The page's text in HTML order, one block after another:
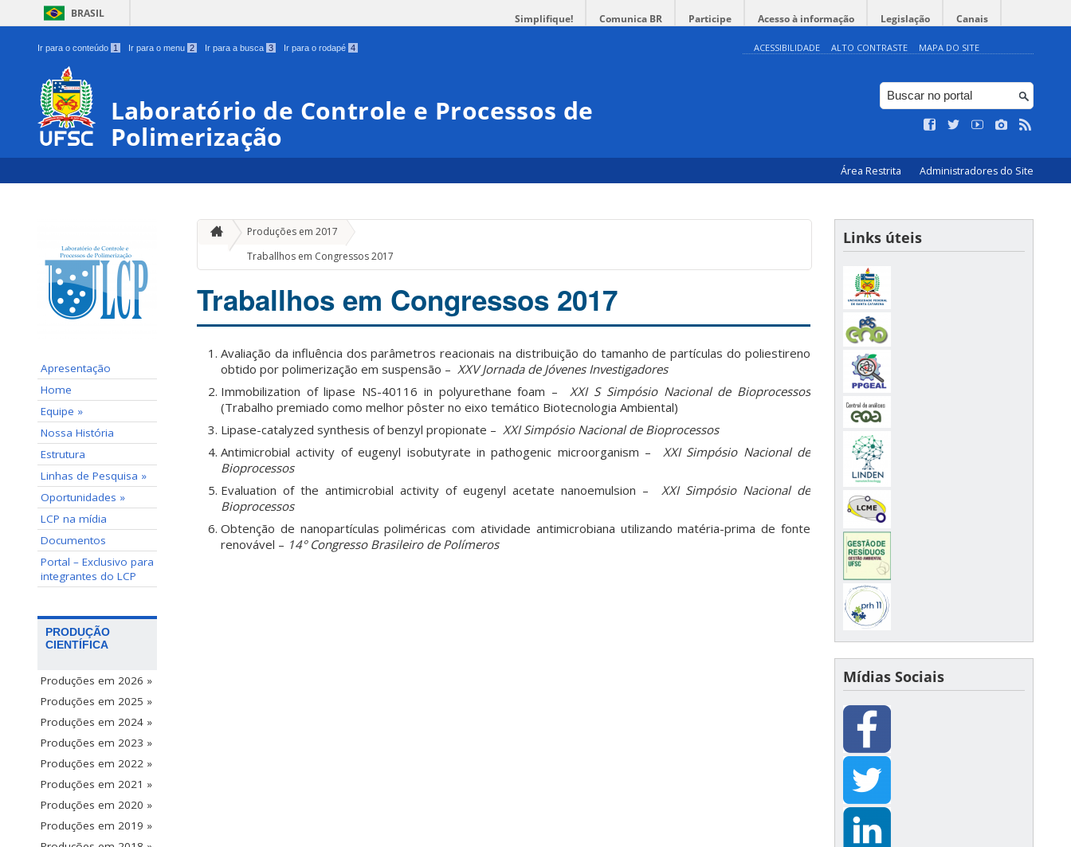
BRASIL Simplifique! Comunica BR Participe Acesso à informação Legislação Canais
Ir para o conteúdo 1 Ir para o menu 2 Ir para a busca 3 Ir para o rodapé 4 ACESSIBILIDADE ALTO CONTRASTE MAPA DO SITE
Laboratório de Controle e Processos de
Polimerização
Área Restrita Administradores do Site
Apresentação
Home
Equipe »
Nossa História
Estrutura
Linhas de Pesquisa »
Oportunidades »
LCP na mídia
Documentos
Portal – Exclusivo para
integrantes do LCP
PRODUÇÃO
CIENTÍFICA
Produções em 2026 »
Produções em 2025 »
Produções em 2024 »
Produções em 2023 »
Produções em 2022 »
Produções em 2021 »
Produções em 2020 »
Produções em 2019 »
Produções em 2017
Traballhos em Congressos 2017
Traballhos em Congressos 2017
Avaliação da influência dos parâmetros reacionais na distribuição do tamanho de partículas do poliestireno
obtido por polimerização em suspensão – XXV Jornada de Jóvenes Investigadores
Immobilization of lipase NS-40116 in polyurethane foam –XXI S Simpósio Nacional de Bioprocessos
(Trabalho premiado como melhor pôster no eixo temático Biotecnologia Ambiental)
Lipase-catalyzed synthesis of benzyl propionate – XXI Simpósio Nacional de Bioprocessos
Antimicrobial activity of eugenyl isobutyrate in pathogenic microorganism –
XXI Simpósio Nacional de
Bioprocessos
Evaluation of the antimicrobial activity of eugenyl acetate nanoemulsion – XXI Simpósio Nacional de
Bioprocessos
Obtenção de nanopartículas poliméricas com atividade antimicrobiana utilizando matéria-prima de fonte
renovável – 14° Congresso Brasileiro de Polímeros
Links úteis
Mídias Sociais